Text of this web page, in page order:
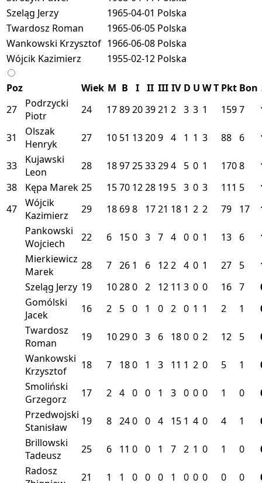
Szeląg Jerzy
1965-04-01 Polska
Twardosz Roman
1965-06-05 Polska
Wankowski Krzysztof 1966-06-08 Polska
Wójcik Kazimierz
1955-02-12 Polska
Poz Wiek M B I II III IV D U WT Pkt Bon
27
Podrzycki
Piotr
24 1789203921 2 3 3 1 1597
31
Olszak
Henryk
27 10 51 13209 4 1 1 3 88 6
33
Kujawski
Leon
28 18972533294 5 0 1 1708
38
Kępa Marek 25 1570 1228 19 5 3 0 3 111 5
47
Wójcik
Kazimierz
29 18 698 1721 18 1 2 2 79 17
Pankowski
Wojciech
22 6 150 3 7 4 0 0 1 13 6
Mierkiewicz
Marek
28 7 26 1 6 122 4 0 1 27 5
Szeląg Jerzy 19 10280 2 12 11 3 0 0 16 7
Gomólski
Jacek
16 2 5 0 1 0 2 0 1 1 2 1
Twardosz
Roman
19 10290 3 6 180 0 2 12 5
Wankowski
Krzysztof
18 7 180 1 3 11 1 2 0 5 1
Smoliński
Grzegorz
17 2 4 0 0 1 3 0 0 0 1 0
Przedwojski
Stanisław
19 8 240 0 4 15 1 4 0 4 1
Brillowski
Tadeusz
25 6 11 0 0 1 7 2 1 0 1 0
Radosz
21 1 1 0 0 0 1 0 0 0 0 0